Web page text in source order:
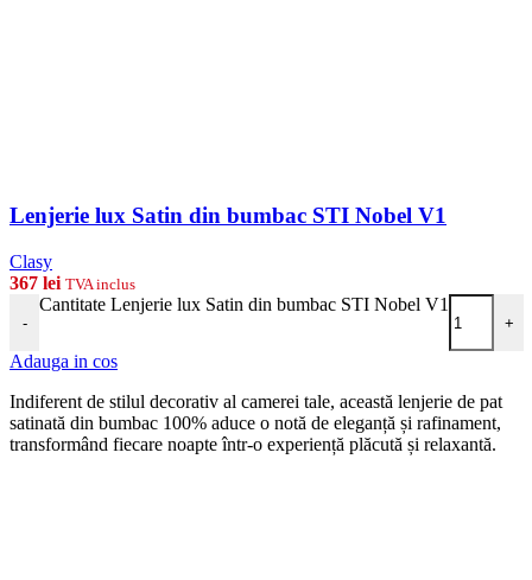
Lenjerie lux Satin din bumbac STI Nobel V1
Clasy
367 lei TVA inclus
-
Cantitate Lenjerie lux Satin din bumbac STI Nobel V1
+
Adauga in cos
Indiferent de stilul decorativ al camerei tale, această lenjerie de pat
satinată din bumbac 100% aduce o notă de eleganță și rafinament,
transformând fiecare noapte într-o experiență plăcută și relaxantă.